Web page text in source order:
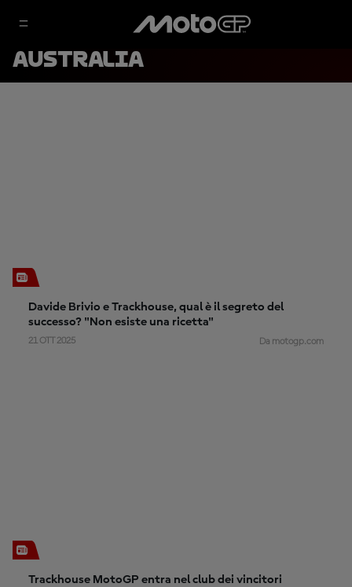
AUSTRALIA
Davide Brivio e Trackhouse, qual è il segreto del
successo? "Non esiste una ricetta"
21 OTT 2025 Da motogp.com
Trackhouse MotoGP entra nel club dei vincitori